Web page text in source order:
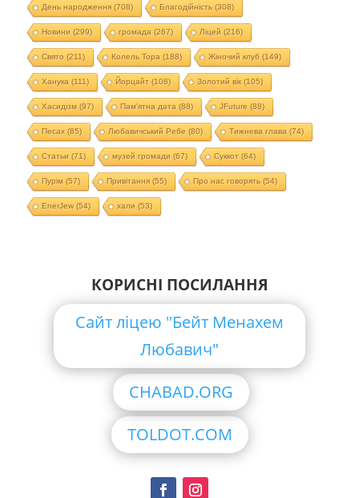
День народження(708) Благодійність (308)
Новини (299) громада (267) Ліцей (216)
Свято (211) Колель Тора (188) Жіночий клуб (149)
Ханука (111) Йорцайт (108) Золотий вік(105)
Хасидізм (97) Пам'ятна дата (88) JFuture (88)
Песах(85) Любавичський Ребе (80) Тижнева глава (74)
Статьи (71) музей громади (67) Суккот (64)
Пурім (57) Привітання(55) Про нас говорять (54)
EnerJew(54) хали (53)
КОРИСНІ ПОСИЛАННЯ
Сайт ліцею "Бейт Менахем
Любавич"
CHABAD.ORG
TOLDOT.COM